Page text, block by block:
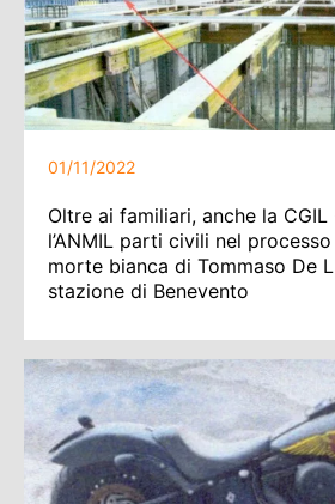
01/11/2022
Oltre ai familiari, anche la CGIL
l’ANMIL parti civili nel
morte bianca di Tommaso De
stazione di Benevento